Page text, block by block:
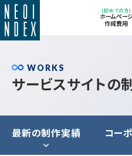
[初めての方]
ホームペー
作成費用
WORKS
サービスサイトの
最新の制作実績 コー